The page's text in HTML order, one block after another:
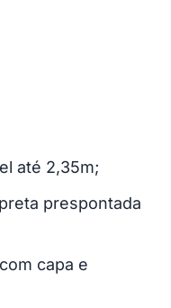
até 2,35m;
prespontada
capa e